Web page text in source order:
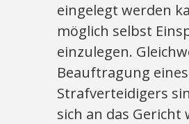
eingelegt werden
möglich selbst
einzulegen.
Beauftragung eines
Strafverteidigers
sich an das Gericht